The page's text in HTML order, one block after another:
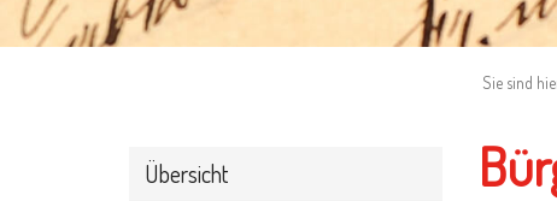
Sie sind
Übersicht